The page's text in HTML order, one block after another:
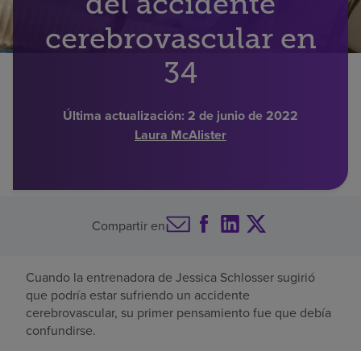
Buscar un centro
cerebrovascular en
34
Última actualización: 2 de junio de 2022
Laura McAlister
Compartir en
Cuando la entrenadora de Jessica Schlosser sugirió
que podría estar sufriendo un accidente
cerebrovascular, su primer pensamiento fue que debía
confundirse.